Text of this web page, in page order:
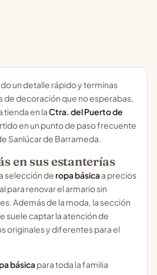
un detalle rápido y terminas
decoración que no esperabas,
tienda en laCtra. del Puerto de
en un punto de paso frecuente
Sanlúcar de Barrameda.
en sus estanterías
selección de ropa básicaa precios
para renovar el armario sin
Además de la moda, la sección
suele captar la atención de
originales y diferentes para el
básicapara toda la familia